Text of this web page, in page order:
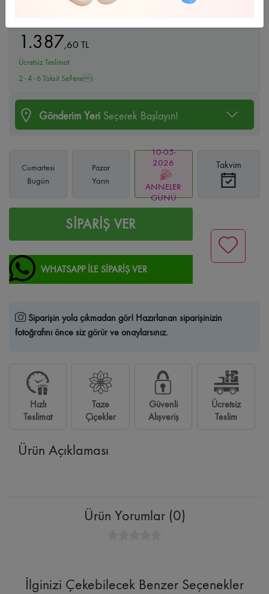
1.387,60 TL
Ücretsiz Teslimat
2 - 4 - 6 Taksit Se?enei
Gönderim Yeri Seçerek Başlayın!
Cumartesi
Bugün
Pazar
Yarın
10-05-
2026
ANNELER
GÜNÜ
Takvim
SİPARİŞ VER
WHATSAPP İLE SİPARİŞ VER
Siparişin yola çıkmadan gör! Hazırlanan siparişinizin
fotoğrafını önce siz görür ve onaylarsınız.
Hızlı
Teslimat
Taze
Çiçekler
Güvenli
Alışveriş
Ücretsiz
Teslim
Ürün Açıklaması
Ürün Yorumlar (0)
İlginizi Çekebilecek Benzer Seçenekler